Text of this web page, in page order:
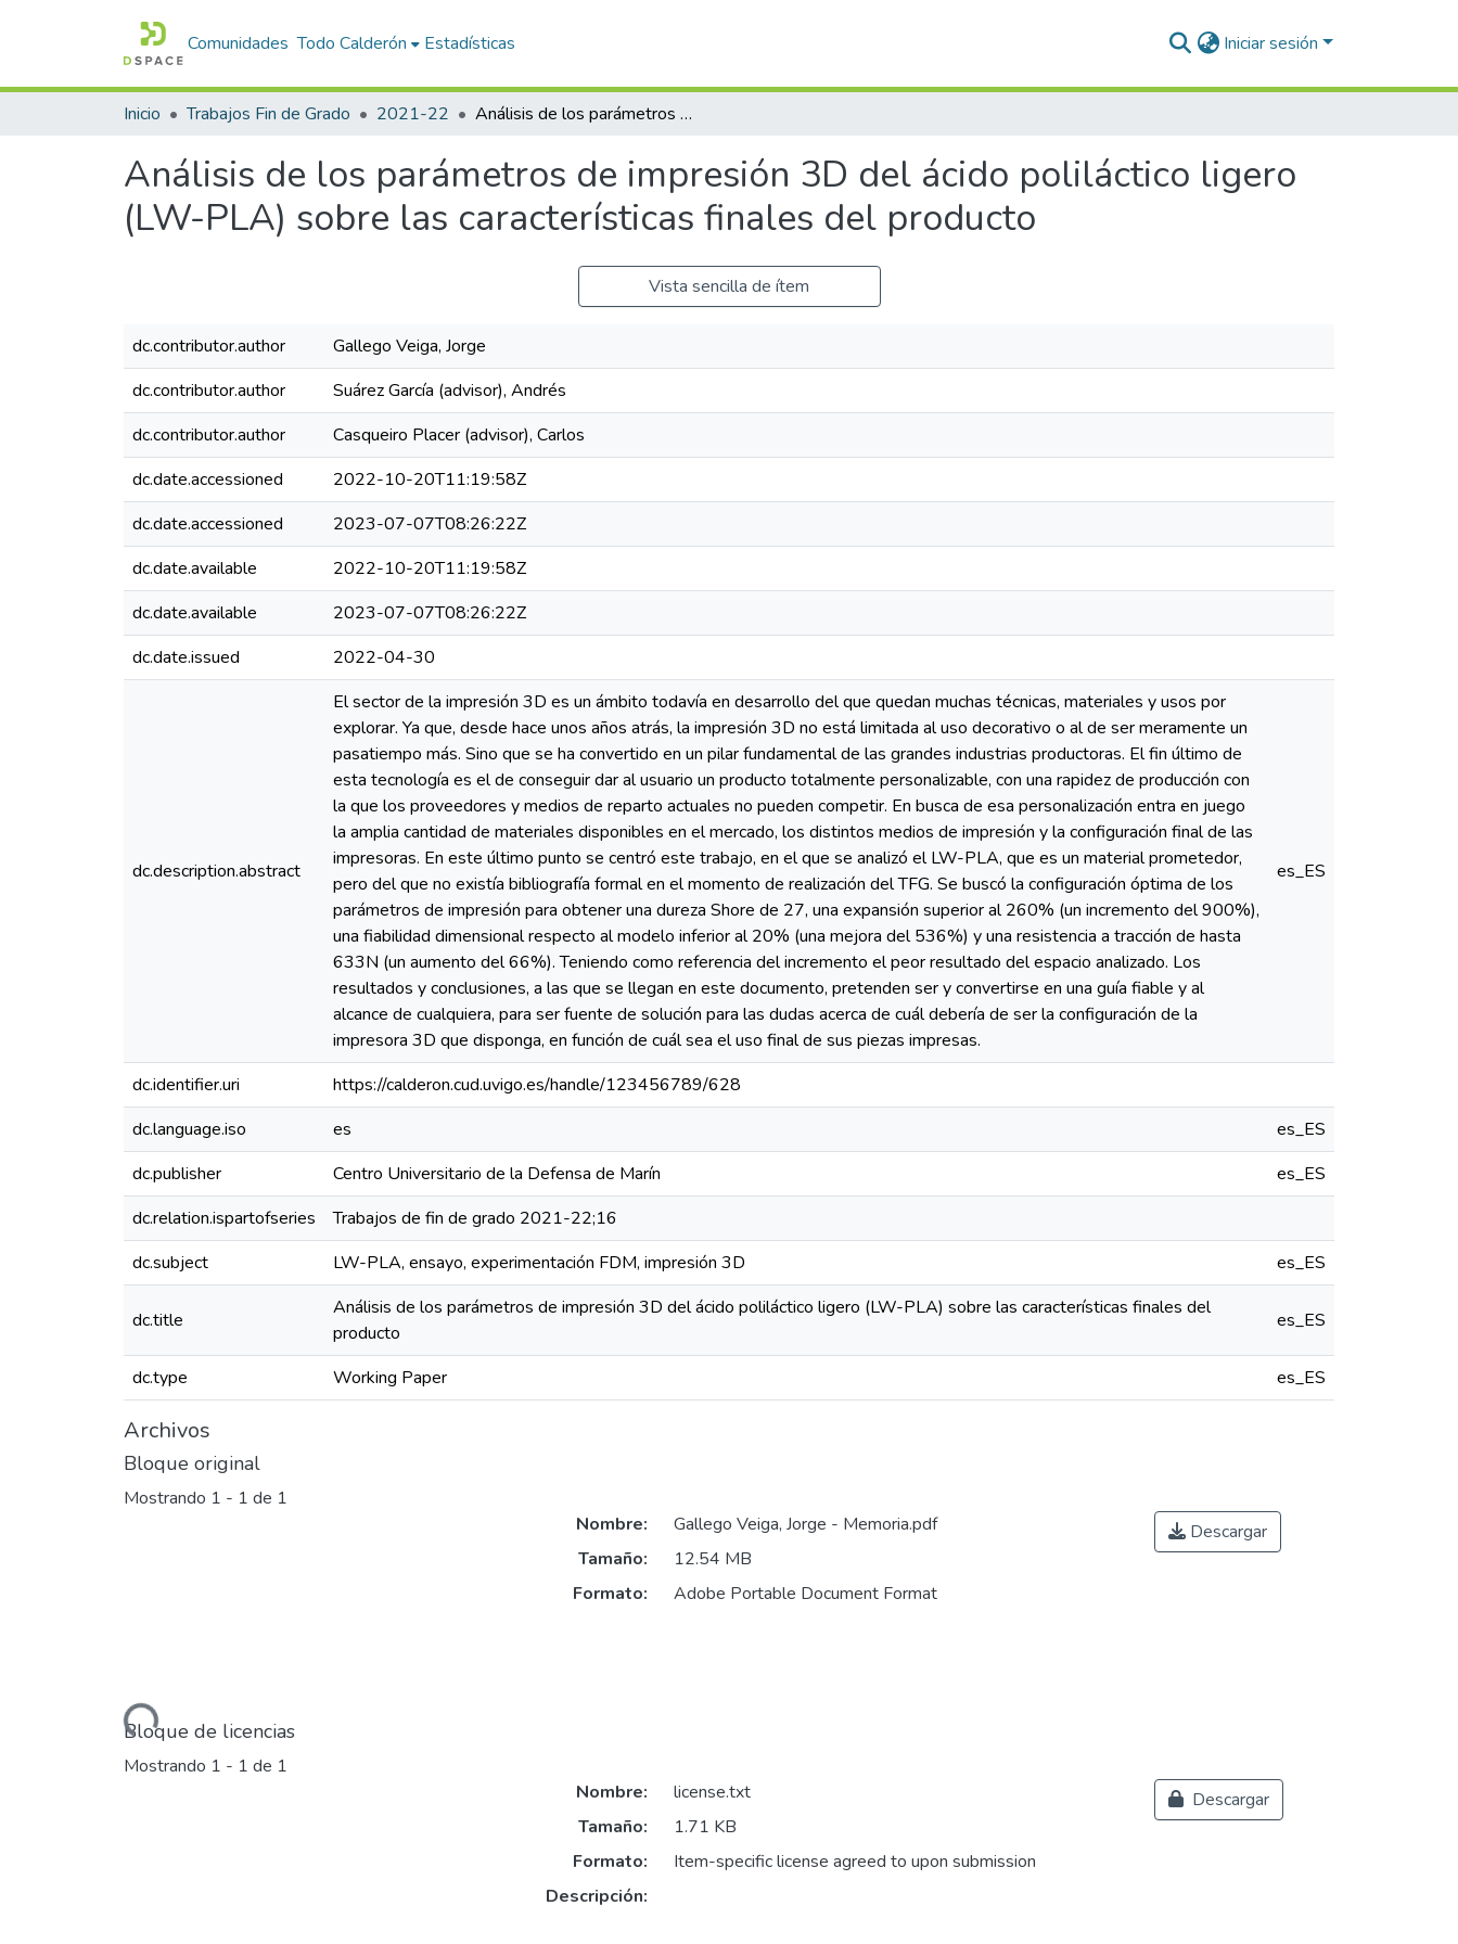
Comunidades Todo Calderón Estadísticas Iniciar sesión
Inicio Trabajos Fin de Grado 2021-22 Análisis de los parámetros de impresión 3D del ácido poliláctico ligero (LW-PLA) sobre las características finales del producto
Análisis de los parámetros de impresión 3D del ácido poliláctico ligero
(LW-PLA) sobre las características finales del producto
Vista sencilla de ítem
dc.contributor.author
Gallego Veiga, Jorge
dc.contributor.author
Suárez García (advisor), Andrés
dc.contributor.author
Casqueiro Placer (advisor), Carlos
dc.date.accessioned
2022-10-20T11:19:58Z
dc.date.accessioned
2023-07-07T08:26:22Z
dc.date.available
2022-10-20T11:19:58Z
dc.date.available
2023-07-07T08:26:22Z
dc.date.issued
2022-04-30
dc.description.abstract
El sector de la impresión 3D es un ámbito todavía en desarrollo del que quedan muchas técnicas, materiales y usos por
explorar. Ya que, desde hace unos años atrás, la impresión 3D no está limitada al uso decorativo o al de ser meramente un
pasatiempo más. Sino que se ha convertido en un pilar fundamental de las grandes industrias productoras. El fin último de
esta tecnología es el de conseguir dar al usuario un producto totalmente personalizable, con una rapidez de producción con
la que los proveedores y medios de reparto actuales no pueden competir. En busca de esa personalización entra en juego
la amplia cantidad de materiales disponibles en el mercado, los distintos medios de impresión y la configuración final de las
impresoras. En este último punto se centró este trabajo, en el que se analizó el LW-PLA, que es un material prometedor,
pero del que no existía bibliografía formal en el momento de realización del TFG. Se buscó la configuración óptima de los
parámetros de impresión para obtener una dureza Shore de 27, una expansión superior al 260% (un incremento del 900%),
una fiabilidad dimensional respecto al modelo inferior al 20% (una mejora del 536%) y una resistencia a tracción de hasta
633N (un aumento del 66%). Teniendo como referencia del incremento el peor resultado del espacio analizado. Los
resultados y conclusiones, a las que se llegan en este documento, pretenden ser y convertirse en una guía fiable y al
alcance de cualquiera, para ser fuente de solución para las dudas acerca de cuál debería de ser la configuración de la
impresora 3D que disponga, en función de cuál sea el uso final de sus piezas impresas.
es_ES
dc.identifier.uri
https://calderon.cud.uvigo.es/handle/123456789/628
dc.language.iso
es
es_ES
dc.publisher
Centro Universitario de la Defensa de Marín
es_ES
dc.relation.ispartofseries
Trabajos de fin de grado 2021-22;16
dc.subject
LW-PLA, ensayo, experimentación FDM, impresión 3D es_ES
dc.title
Análisis de los parámetros de impresión 3D del ácido poliláctico ligero (LW-PLA) sobre las características finales del
producto
es_ES
dc.type Working Paper es_ES
Archivos
Bloque original
Mostrando 1 - 1 de 1
Cargando...
Nombre:
Gallego Veiga, Jorge - Memoria.pdf
Tamaño:
12.54 MB
Formato:
Adobe Portable Document Format
Descargar
Bloque de licencias
Mostrando 1 - 1 de 1
Nombre:
license.txt
Tamaño:
1.71 KB
Formato:
Item-specific license agreed to upon submission
Descripción:
Descargar